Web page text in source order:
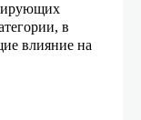
в
влияние на